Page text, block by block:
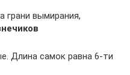
грани вымирания,
Длина самок равна 6-ти